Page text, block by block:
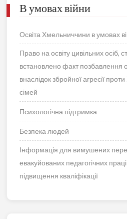
В умовах війни
Освіта Хмельниччини в умовах
Право на освіту цивільних осіб,
встановлено факт позбавлення
внаслідок збройної агресії проти
сімей
Психологічна підтримка
Безпека людей
Інформація для вимушених
евакуйованих педагогічних
підвищення кваліфікації